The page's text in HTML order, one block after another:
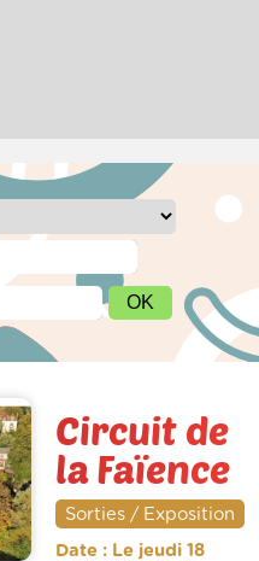
Circuit de
la Faïence
Sorties / Exposition
Date : Le jeudi 18